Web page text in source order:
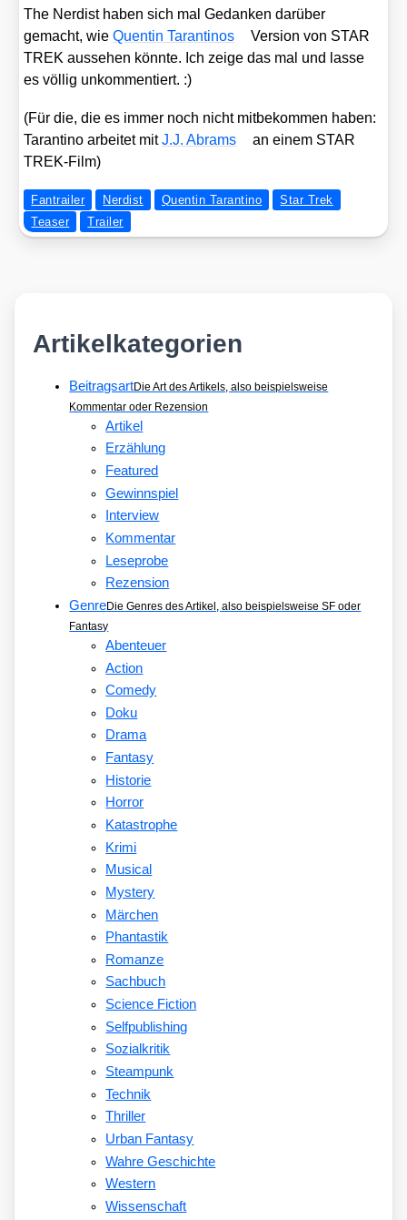
The Ner­dist haben sich mal Gedan­ken dar­über
gemacht, wieQuen­tin Taran­ti­nos
Ver­si­on von STAR
TREK aus­se­hen könn­te. Ich zei­ge das mal und las­se
es völ­lig unkom­men­tiert. :)
(Für die, die es immer noch nicht mit­be­kom­men haben:
Taran­ti­no arbei­tet mitJ.J. Abrams
an einem STAR
TREK-Film)
Fantrailer Nerdist Quentin Tarantino
Star Trek
Teaser
Trailer
Artikelkategorien
BeitragsartDie Art des Artikels, also beispielsweise
Kommentar oder Rezension
Artikel
Erzählung
Featured
Gewinnspiel
Interview
Kommentar
Leseprobe
Rezension
GenreDie Genres des Artikel, also beispielsweise SF oder
Fantasy
Abenteuer
Action
Comedy
Doku
Drama
Fantasy
Historie
Horror
Katastrophe
Krimi
Musical
Mystery
Märchen
Phantastik
Romanze
Sachbuch
Science Fiction
Selfpublishing
Sozialkritik
Steampunk
Technik
Thriller
Urban Fantasy
Wahre Geschichte
Western
Wissenschaft